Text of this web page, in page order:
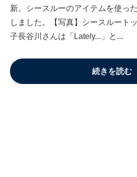
新。シースルーのアイテムを使っ
しました。【写真】シースルート
子長谷川さんは「Lately...」と...
続きを読む